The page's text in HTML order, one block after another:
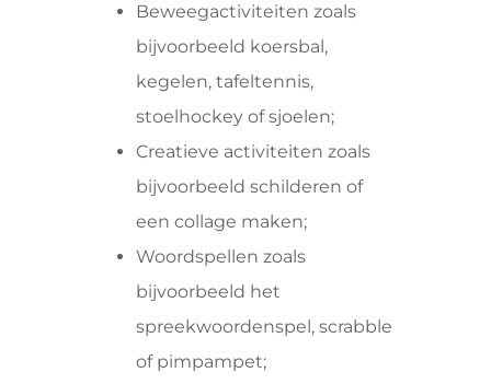
Beweegactiviteiten zoals
bijvoorbeeld koersbal,
kegelen, tafeltennis,
stoelhockey of sjoelen;
Creatieve activiteiten zoals
bijvoorbeeld schilderen of
een collage maken;
Woordspellen zoals
bijvoorbeeld het
spreekwoordenspel, scrabble
of pimpampet;